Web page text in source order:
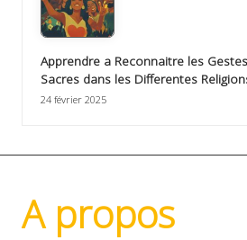
Apprendre a Reconnaitre les
Sacres dans les Differentes
24 février 2025
A propos